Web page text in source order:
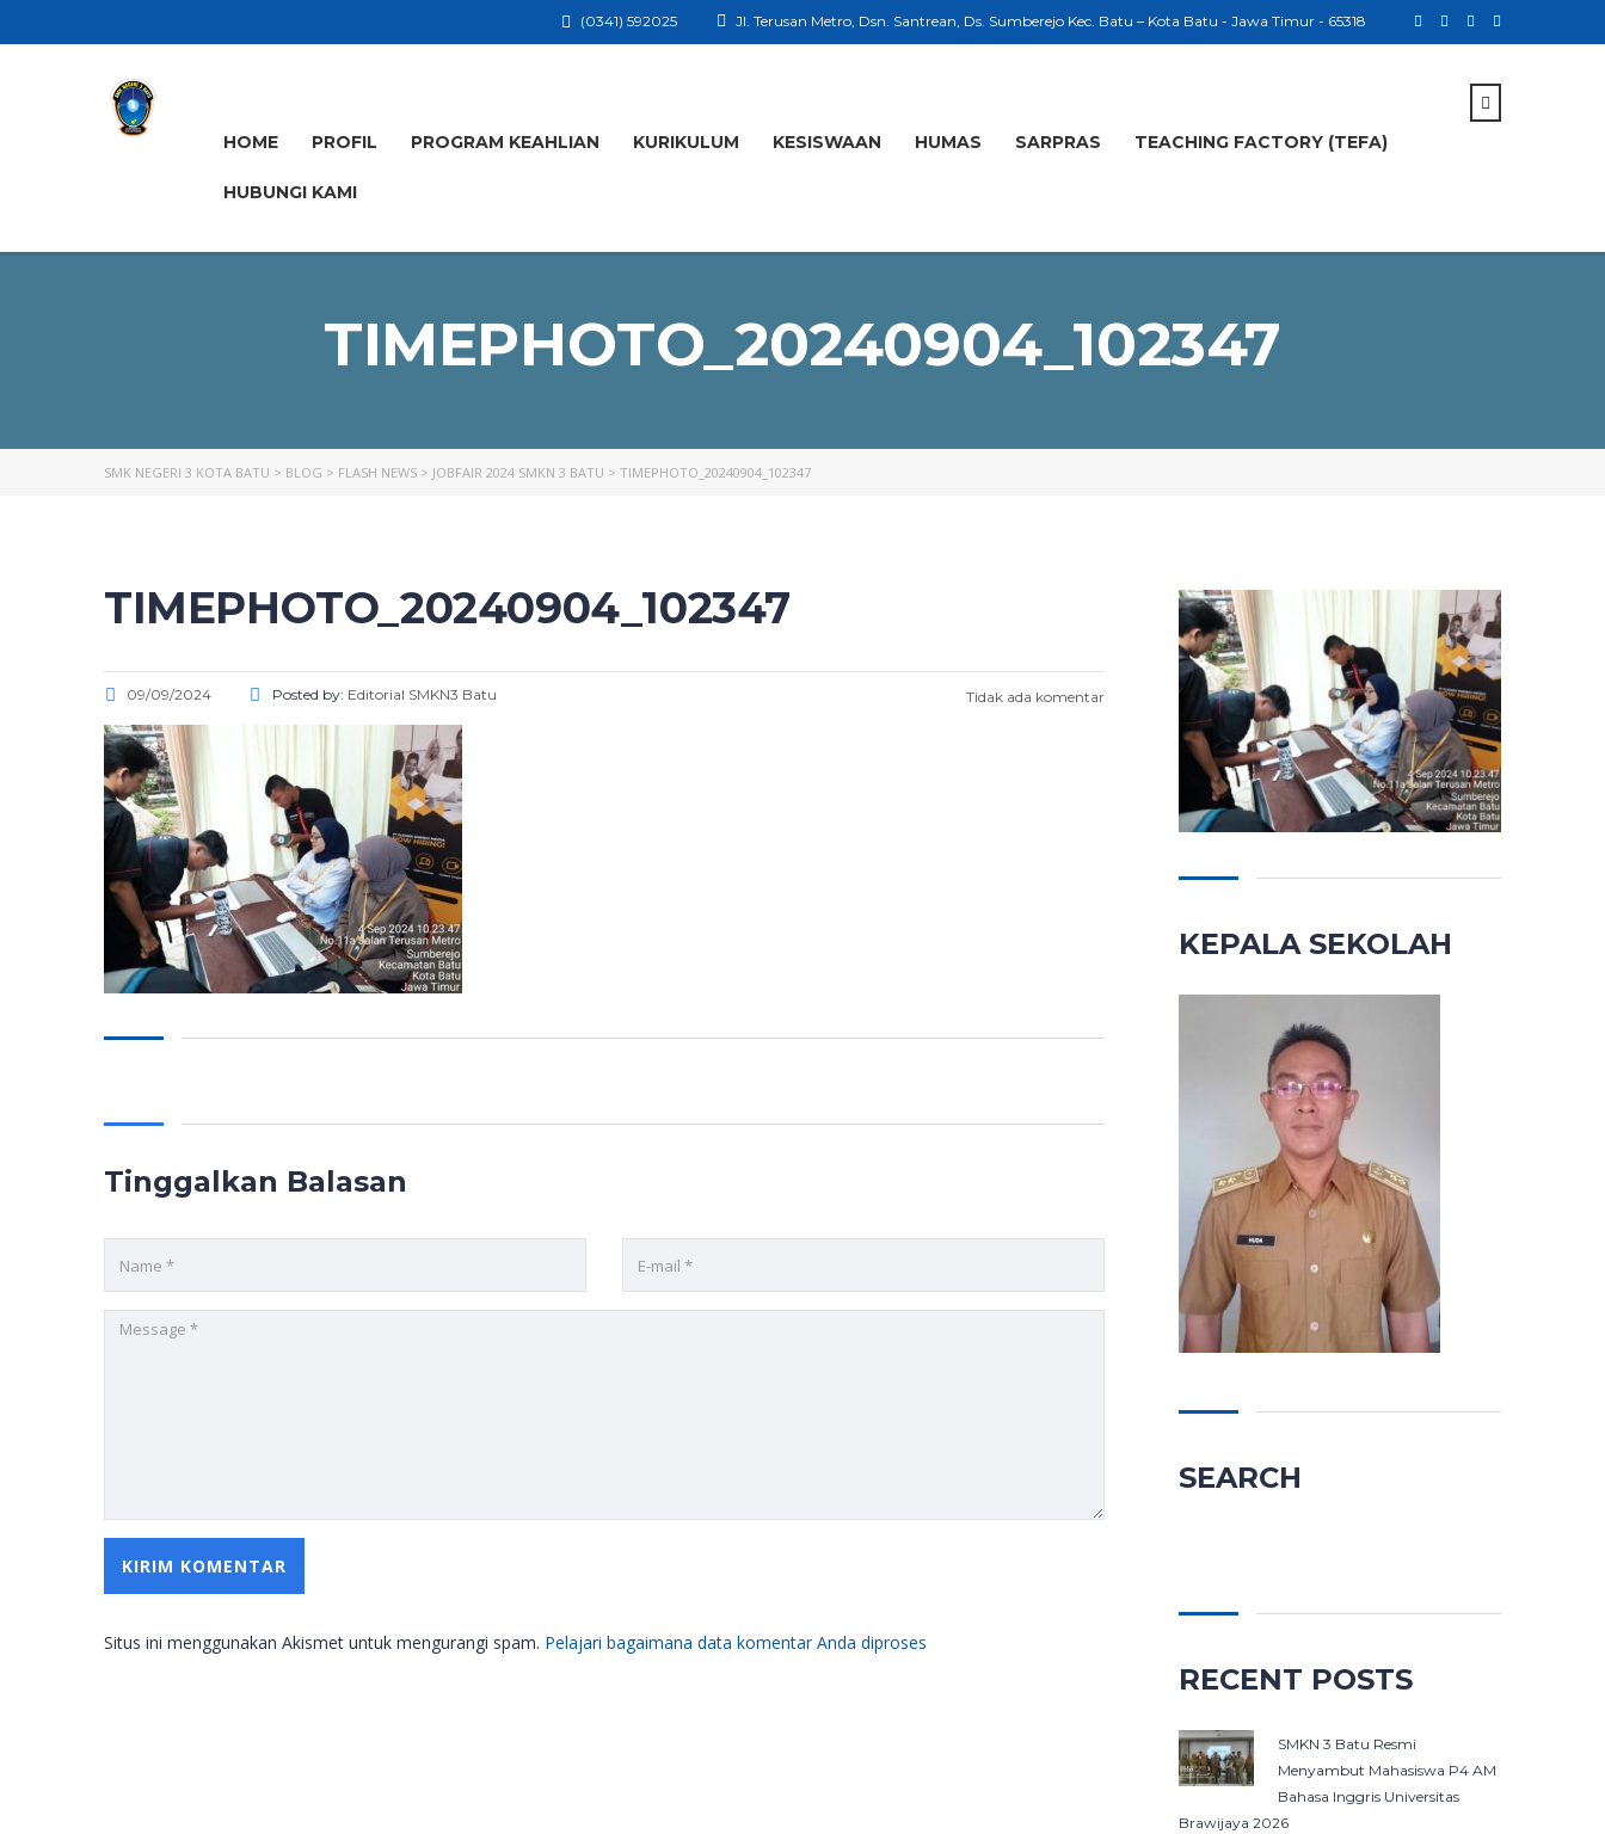
Jl. Terusan Metro, Dsn. Santrean, Ds. Sumberejo Kec. Batu – Kota Batu - Jawa Timur - 65318
(0341) 592025
HOME PROFIL PROGRAM KEAHLIAN KURIKULUM KESISWAAN HUMAS SARPRAS TEACHING FACTORY (TEFA)
HUBUNGI KAMI
TIMEPHOTO_20240904_102347
SMK NEGERI 3 KOTA BATU > BLOG > FLASH NEWS > JOBFAIR 2024 SMKN 3 BATU > TIMEPHOTO_20240904_102347
TIMEPHOTO_20240904_102347
09/09/2024 Posted by: Editorial SMKN3 Batu Tidak ada komentar
Tinggalkan Balasan
Situs ini menggunakan Akismet untuk mengurangi spam. Pelajari bagaimana data komentar Anda diproses
KEPALA SEKOLAH
SEARCH
RECENT POSTS
SMKN 3 Batu Resmi
Menyambut Mahasiswa P4 AM
Bahasa Inggris Universitas
Brawijaya 2026